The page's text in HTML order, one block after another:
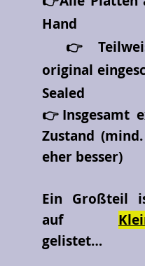
Hand
original
Sealed
👉Insgesamt
Zustand
eher besser)
Ein Großteil
auf
gelistet…